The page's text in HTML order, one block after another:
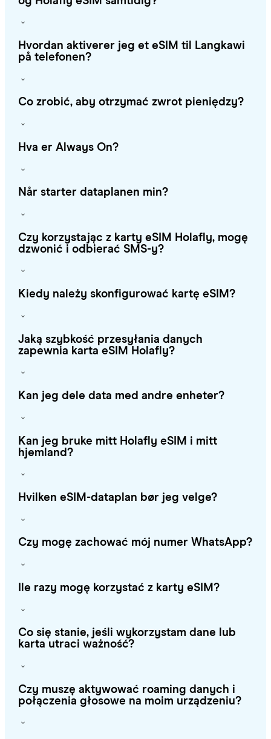
Hvordan aktiverer jeg et eSIM til Langkawi
på telefonen?
Co zrobić, aby otrzymać zwrot pieniędzy?
Hva er Always On?
Når starter dataplanen min?
Czy korzystając z karty eSIM Holafly, mogę
dzwonić i odbierać SMS-y?
Kiedy należy skonfigurować kartę eSIM?
Jaką szybkość przesyłania danych
zapewnia karta eSIM Holafly?
Kan jeg dele data med andre enheter?
Kan jeg bruke mitt Holafly eSIM i mitt
hjemland?
Hvilken eSIM-dataplan bør jeg velge?
Czy mogę zachować mój numer WhatsApp?
Ile razy mogę korzystać z karty eSIM?
Co się stanie, jeśli wykorzystam dane lub
karta utraci ważność?
Czy muszę aktywować roaming danych i
połączenia głosowe na moim urządzeniu?